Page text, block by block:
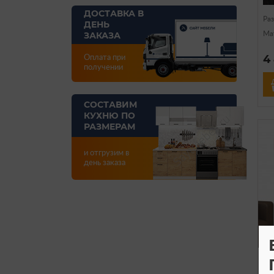
ДОСТАВКА В
ДЕНЬ
ЗАКАЗА
Оплата при
получении
СОСТАВИМ
КУХНЮ ПО
РАЗМЕРАМ
и отгрузим в
день заказа
4